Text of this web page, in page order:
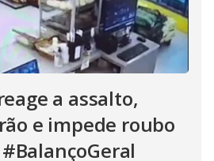
a assalto,
e impede roubo